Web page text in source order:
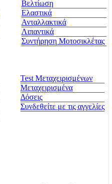
Βελτίωση
Ελαστικά
Ανταλλακτικά
Λιπαντικά
Συντήρηση Μοτοσικλέτας
Test Μεταχειρισμένων
Μεταχειρισμένα
Δόσεις
Συνδεθείτε με τις αγγελίες